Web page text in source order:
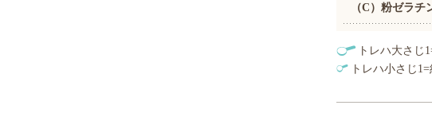
（C）粉ゼラチ
トレハ大さじ
トレハ小さじ